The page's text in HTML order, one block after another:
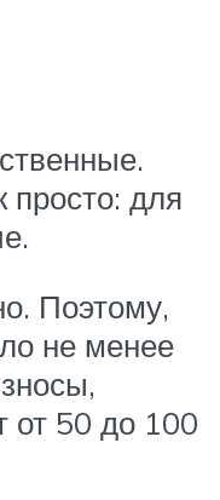
просто: для
Поэтому,
не менее
от 50 до 100